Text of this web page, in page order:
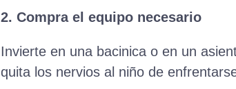
2. Compra el equipo necesario
Invierte en una bacinica o en un
quita los nervios al niño de